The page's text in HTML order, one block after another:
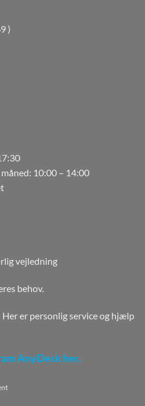
)
10:00 – 14:00
vejledning
behov.
er personlig service og hjælp
AnyDesk her.